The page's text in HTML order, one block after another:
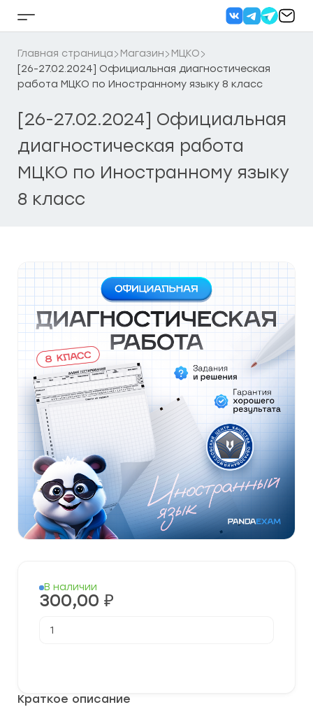
Кнопка
бокового
меню
Главная страница Магазин
МЦКО
[26-27.02.2024] Официальная диагностическая
работа МЦКО по Иностранному языку 8 класс
[26-27.02.2024] Официальная
диагностическая работа
МЦКО по Иностранному языку
8 класс
Краткое описание
В наличии
300,00 ₽
товара
МЦКО